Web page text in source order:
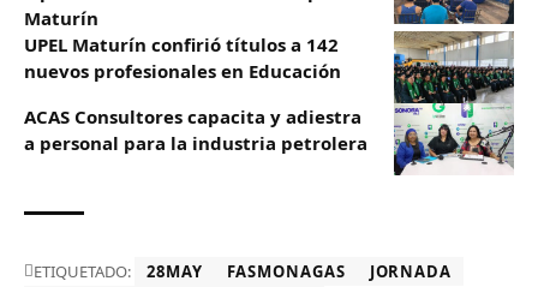
Maturín
UPEL Maturín confirió títulos a 142
nuevos profesionales en Educación
ACAS Consultores capacita y adiestra
a personal para la industria petrolera
ETIQUETADO: 28MAY FASMONAGAS
JORNADA